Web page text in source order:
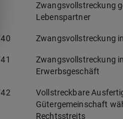
Zwangsvollstreckung
Lebenspartner
Zwangsvollstreckung
Zwangsvollstreckung
Erwerbsgeschäft
Vollstreckbare
Gütergemeinschaft
Rechtsstreits